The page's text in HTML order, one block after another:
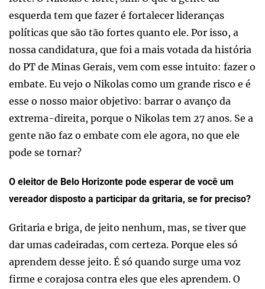
esquerda tem que fazer é fortalecer lideranças
políticas que são tão fortes quanto ele. Por isso, a
nossa candidatura, que foi a mais votada da história
do PT de Minas Gerais, vem com esse intuito: fazer o
embate. Eu vejo o Nikolas como um grande risco e é
esse o nosso maior objetivo: barrar o avanço da
extrema-direita, porque o Nikolas tem 27 anos. Se a
gente não faz o embate com ele agora, no que ele
pode se tornar?
O eleitor de Belo Horizonte pode esperar de você um
vereador disposto a participar da gritaria, se for preciso?
Gritaria e briga, de jeito nenhum, mas, se tiver que
dar umas cadeiradas, com certeza. Porque eles só
aprendem desse jeito. É só quando surge uma voz
firme e corajosa contra eles que eles aprendem. O